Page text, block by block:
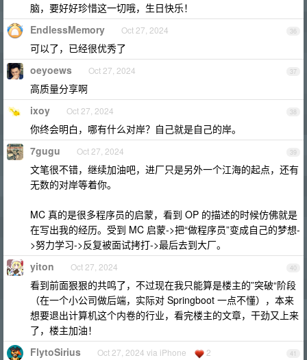
脑，要好好珍惜这一切哦，生日快乐！
36
EndlessMemory Oct 27, 2024
可以了，已经很优秀了
37
oeyoews Oct 27, 2024
高质量分享啊
38
ixoy Oct 27, 2024
你终会明白，哪有什么对岸？自己就是自己的岸。
39
7gugu Oct 27, 2024
文笔很不错，继续加油吧，进厂只是另外一个江海的起点，还有
无数的对岸等着你。
MC 真的是很多程序员的启蒙，看到 OP 的描述的时候仿佛就是
在写出我的经历。受到 MC 启蒙->把“做程序员”变成自己的梦想-
>努力学习->反复被面试拷打->最后去到大厂。
40
yiton Oct 27, 2024
看到前面狠狠的共鸣了，不过现在我只能算是楼主的”突破“阶段
（在一个小公司做后端，实际对 Springboot 一点不懂），本来
想要退出计算机这个内卷的行业，看完楼主的文章，干劲又上来
了，楼主加油！
41
FlytoSirius Oct 27, 2024 via iPhone 2